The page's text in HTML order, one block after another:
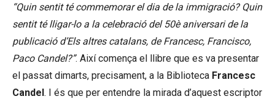
“Quin sentit té commemorar el dia de la immigració? Quin
sentit té lligar-lo a la celebració del 50è aniversari de la
publicació d’Els altres catalans, de Francesc, Francisco,
Paco Candel?”. Així comença el llibre que es va presentar
el passat dimarts, precisament, a la Biblioteca Francesc
Candel. I és que per entendre la mirada d’aquest escriptor